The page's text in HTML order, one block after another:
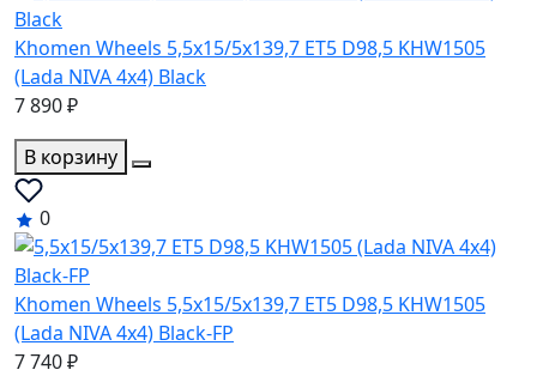
Khomen Wheels 5,5x15/5x139,7 ET5 D98,5 KHW1505
(Lada NIVA 4x4) Black
7 890 ₽
В корзину
0
Khomen Wheels 5,5x15/5x139,7 ET5 D98,5 KHW1505
(Lada NIVA 4x4) Black-FP
7 740 ₽